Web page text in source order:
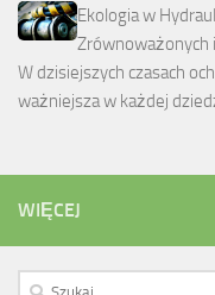
Ekologia w
Zrównoważonych
W dzisiejszych czasach
ważniejsza w każdej
WIĘCEJ
Szukaj: